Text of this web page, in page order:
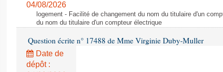
Comptes rendus des débats
04/08/2026
logement - Facilité de changement du nom du titulaire d'un
du nom du titulaire d'un compteur électrique
Question écrite n° 17488 de Mme Virginie Duby-Muller
Date de
dépôt :